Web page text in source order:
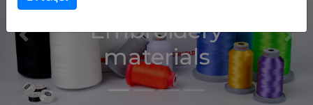
Embroidery
materials